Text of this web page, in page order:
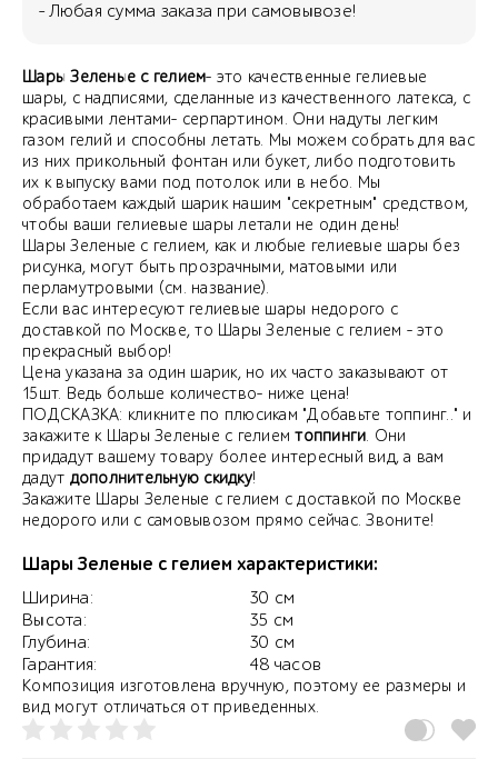
- Любая сумма заказа при самовывозе!
Шары Зеленые с гелием- это качественные гелиевые
шары, с надписями, сделанные из качественного латекса, с
красивыми лентами- серпартином. Они надуты легким
газом гелий и способны летать. Мы можем собрать для вас
из них прикольный фонтан или букет, либо подготовить
их к выпуску вами под потолок или в небо. Мы
обработаем каждый шарик нашим "секретным" средством,
чтобы ваши гелиевые шары летали не один день!
Шары Зеленые с гелием, как и любые гелиевые шары без
рисунка, могут быть прозрачными, матовыми или
перламутровыми (см. название).
Если вас интересуют гелиевые шары недорого с
доставкой по Москве, то Шары Зеленые с гелием - это
прекрасный выбор!
Цена указана за один шарик, но их часто заказывают от
15шт. Ведь больше количество- ниже цена!
ПОДСКАЗКА: кликните по плюсикам "Добавьте топпинг.." и
закажите к Шары Зеленые с гелиемтоппинги. Они
придадут вашему товару более интересный вид, а вам
дадут дополнительную скидку!
Закажите Шары Зеленые с гелием с доставкой по Москве
недорого или с самовывозом прямо сейчас. Звоните!
Шары Зеленые с гелием характеристики:
Ширина:
Высота:
Глубина:
Гарантия:
30 см
35 см
30 см
48 часов
Композиция изготовлена вручную, поэтому ее размеры и
вид могут отличаться от приведенных.